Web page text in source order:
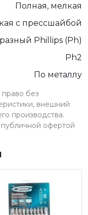
Полная, мелкая
с прессшайбой
Phillips (Ph)
Ph2
По металлу
право без
внешний
производства.
офертой